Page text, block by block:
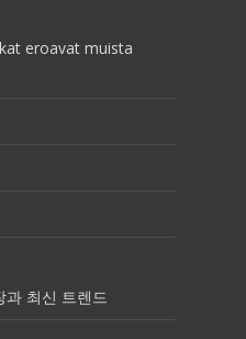
eroavat muista
과 최신 트렌드